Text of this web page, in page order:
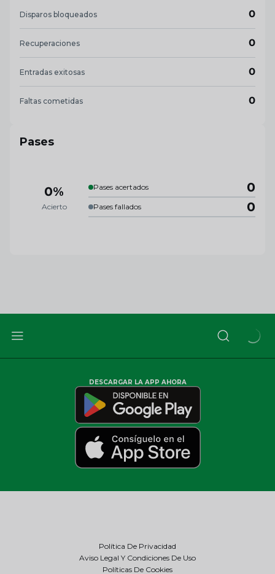
Disparos bloqueados 0
Recuperaciones 0
Entradas exitosas 0
Faltas cometidas 0
Pases
0%
Acierto
Pases acertados 0
Pases fallados 0
DESCARGAR LA APP AHORA
Política De Privacidad
Aviso Legal Y Condiciones De Uso
Políticas De Cookies